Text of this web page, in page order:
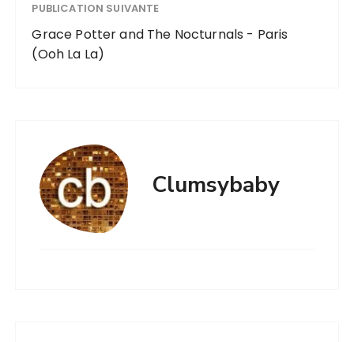
PUBLICATION SUIVANTE
Grace Potter and The Nocturnals - Paris
(Ooh La La)
Clumsybaby